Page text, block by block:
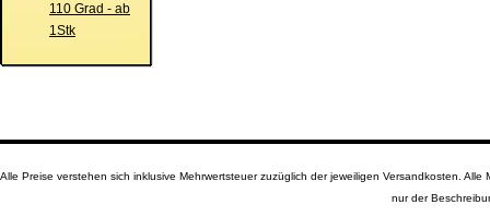
110 Grad - ab
1Stk
Alle Preise verstehen sich inklusive Mehrwertsteuer zuzüglich der jeweiligen Versandkosten.
nur der